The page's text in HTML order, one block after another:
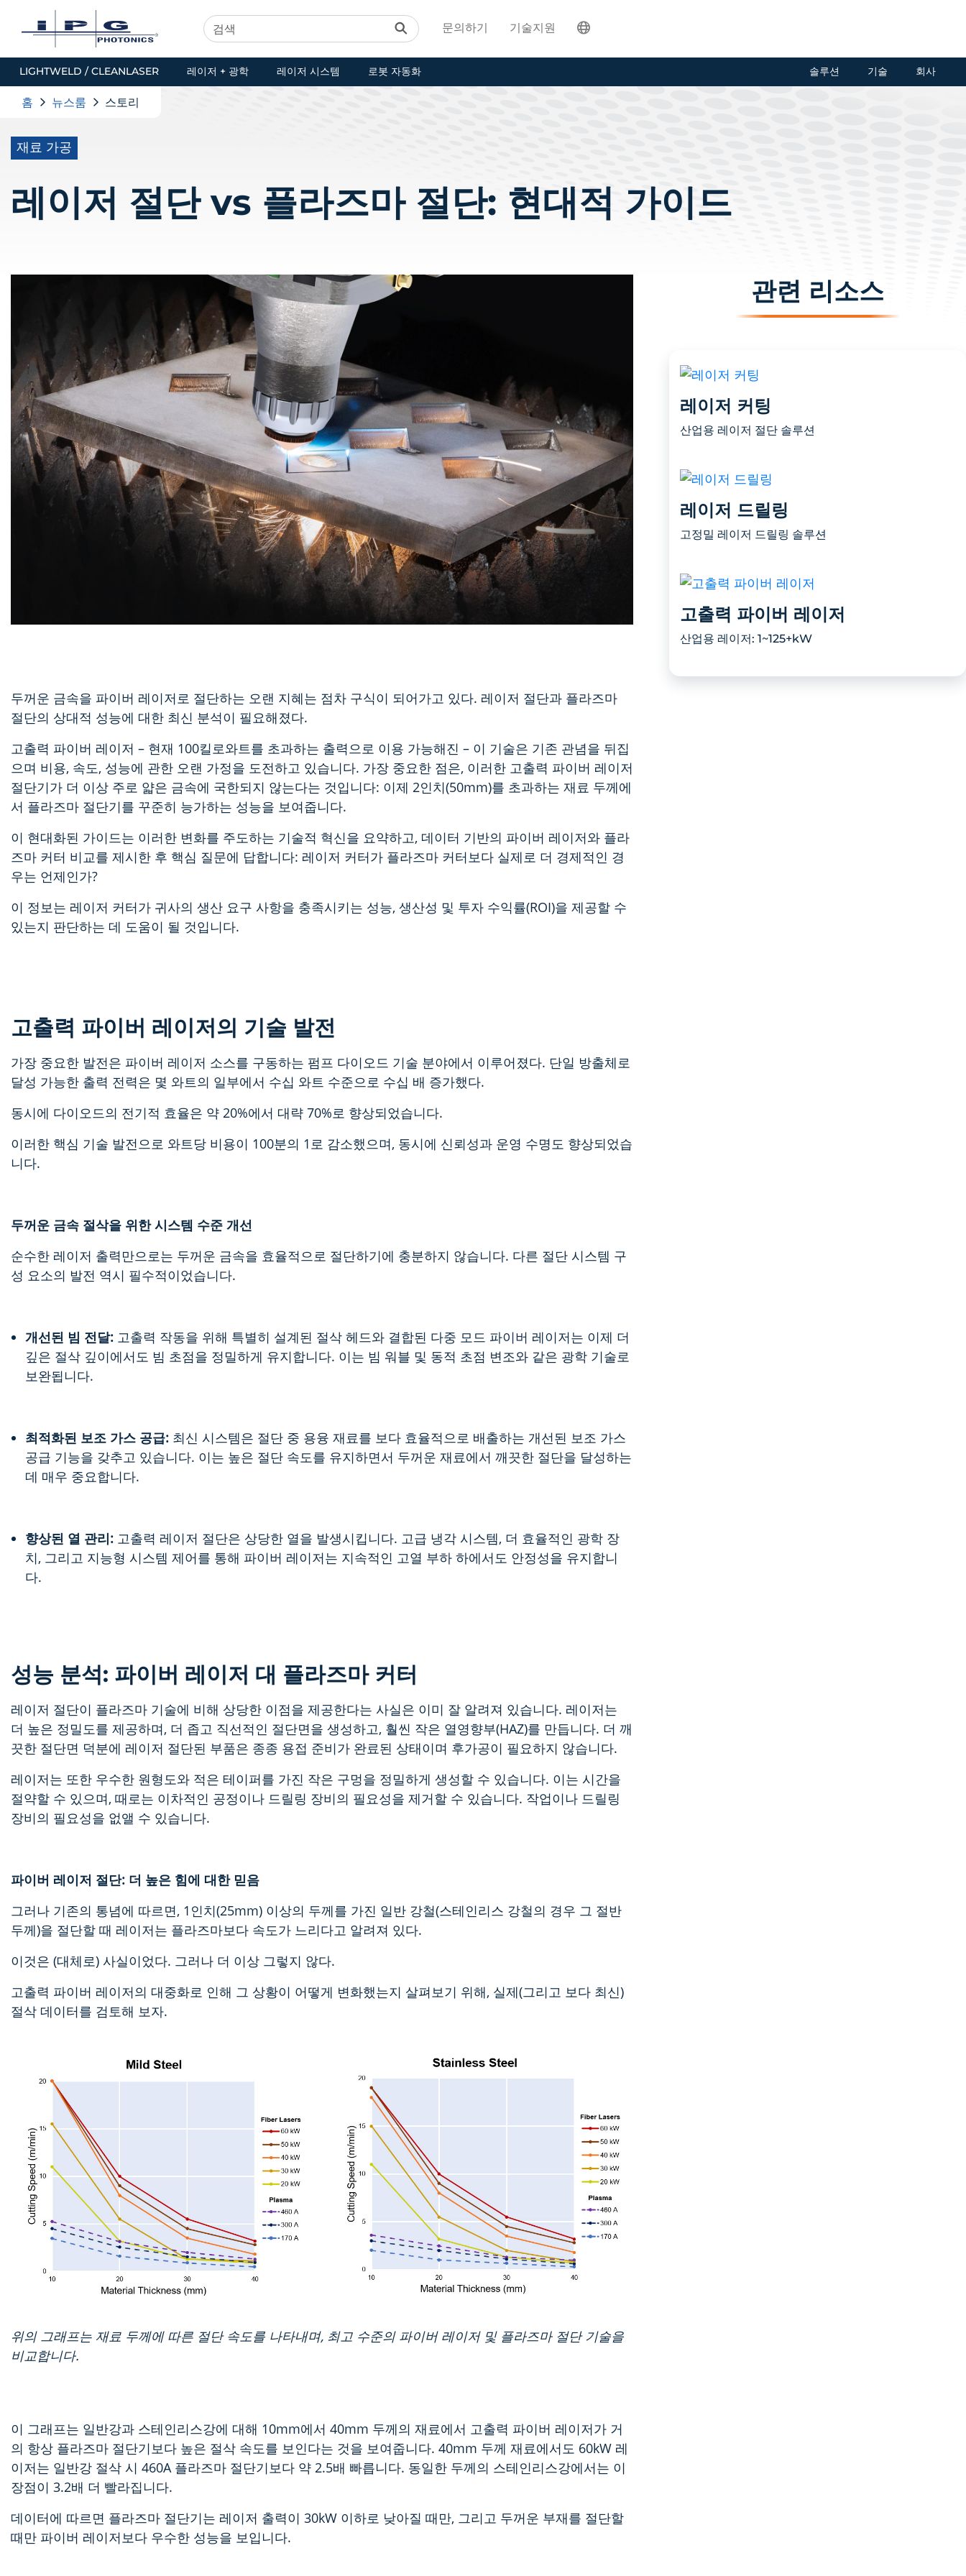
LIGHTWELD / CLEANLASER 레이저 + 광학 레이저 시스템 로봇 자동화 솔루션 기술 회사
문의하기 기술지원
홈 뉴스룸 스토리
재료 가공
레이저 절단 vs 플라즈마 절단: 현대적 가이드
두꺼운 금속을 파이버 레이저로 절단하는 오랜 지혜는 점차 구식이 되어가고 있다. 레이저 절단과 플라즈마
절단의 상대적 성능에 대한 최신 분석이 필요해졌다.
고출력 파이버 레이저 – 현재 100킬로와트를 초과하는 출력으로 이용 가능해진 – 이 기술은 기존 관념을 뒤집
으며 비용, 속도, 성능에 관한 오랜 가정을 도전하고 있습니다. 가장 중요한 점은, 이러한 고출력 파이버 레이저
절단기가 더 이상 주로 얇은 금속에 국한되지 않는다는 것입니다: 이제 2인치(50mm)를 초과하는 재료 두께에
서 플라즈마 절단기를 꾸준히 능가하는 성능을 보여줍니다.
이 현대화된 가이드는 이러한 변화를 주도하는 기술적 혁신을 요약하고, 데이터 기반의 파이버 레이저와 플라
즈마 커터 비교를 제시한 후 핵심 질문에 답합니다: 레이저 커터가 플라즈마 커터보다 실제로 더 경제적인 경
우는 언제인가?
이 정보는 레이저 커터가 귀사의 생산 요구 사항을 충족시키는 성능, 생산성 및 투자 수익률(ROI)을 제공할 수
있는지 판단하는 데 도움이 될 것입니다.
고출력 파이버 레이저의 기술 발전
가장 중요한 발전은 파이버 레이저 소스를 구동하는 펌프 다이오드 기술 분야에서 이루어졌다. 단일 방출체로
달성 가능한 출력 전력은 몇 와트의 일부에서 수십 와트 수준으로 수십 배 증가했다.
동시에 다이오드의 전기적 효율은 약 20%에서 대략 70%로 향상되었습니다.
이러한 핵심 기술 발전으로 와트당 비용이 100분의 1로 감소했으며, 동시에 신뢰성과 운영 수명도 향상되었습
니다.
두꺼운 금속 절삭을 위한 시스템 수준 개선
순수한 레이저 출력만으로는 두꺼운 금속을 효율적으로 절단하기에 충분하지 않습니다. 다른 절단 시스템 구
성 요소의 발전 역시 필수적이었습니다.
개선된 빔 전달: 고출력 작동을 위해 특별히 설계된 절삭 헤드와 결합된 다중 모드 파이버 레이저는 이제 더
깊은 절삭 깊이에서도 빔 초점을 정밀하게 유지합니다. 이는 빔 워블 및 동적 초점 변조와 같은 광학 기술로
보완됩니다.
최적화된 보조 가스 공급: 최신 시스템은 절단 중 용융 재료를 보다 효율적으로 배출하는 개선된 보조 가스
공급 기능을 갖추고 있습니다. 이는 높은 절단 속도를 유지하면서 두꺼운 재료에서 깨끗한 절단을 달성하는
데 매우 중요합니다.
향상된 열 관리: 고출력 레이저 절단은 상당한 열을 발생시킵니다. 고급 냉각 시스템, 더 효율적인 광학 장
치, 그리고 지능형 시스템 제어를 통해 파이버 레이저는 지속적인 고열 부하 하에서도 안정성을 유지합니
다.
성능 분석: 파이버 레이저 대 플라즈마 커터
레이저 절단이 플라즈마 기술에 비해 상당한 이점을 제공한다는 사실은 이미 잘 알려져 있습니다. 레이저는
더 높은 정밀도를 제공하며, 더 좁고 직선적인 절단면을 생성하고, 훨씬 작은 열영향부(HAZ)를 만듭니다. 더 깨
끗한 절단면 덕분에 레이저 절단된 부품은 종종 용접 준비가 완료된 상태이며 후가공이 필요하지 않습니다.
레이저는 또한 우수한 원형도와 적은 테이퍼를 가진 작은 구멍을 정밀하게 생성할 수 있습니다. 이는 시간을
절약할 수 있으며, 때로는 이차적인 공정이나 드릴링 장비의 필요성을 제거할 수 있습니다. 작업이나 드릴링
장비의 필요성을 없앨 수 있습니다.
파이버 레이저 절단: 더 높은 힘에 대한 믿음
그러나 기존의 통념에 따르면, 1인치(25mm) 이상의 두께를 가진 일반 강철(스테인리스 강철의 경우 그 절반
두께)을 절단할 때 레이저는 플라즈마보다 속도가 느리다고 알려져 있다.
이것은 (대체로) 사실이었다. 그러나 더 이상 그렇지 않다.
고출력 파이버 레이저의 대중화로 인해 그 상황이 어떻게 변화했는지 살펴보기 위해, 실제(그리고 보다 최신)
절삭 데이터를 검토해 보자.
위의 그래프는 재료 두께에 따른 절단 속도를 나타내며, 최고 수준의 파이버 레이저 및 플라즈마 절단 기술을
비교합니다.
이 그래프는 일반강과 스테인리스강에 대해 10mm에서 40mm 두께의 재료에서 고출력 파이버 레이저가 거
의 항상 플라즈마 절단기보다 높은 절삭 속도를 보인다는 것을 보여줍니다. 40mm 두께 재료에서도 60kW 레
이저는 일반강 절삭 시 460A 플라즈마 절단기보다 약 2.5배 빠릅니다. 동일한 두께의 스테인리스강에서는 이
장점이 3.2배 더 빨라집니다.
데이터에 따르면 플라즈마 절단기는 레이저 출력이 30kW 이하로 낮아질 때만, 그리고 두꺼운 부재를 절단할
때만 파이버 레이저보다 우수한 성능을 보입니다.
관련 리소스
레이저 커팅
산업용 레이저 절단 솔루션
레이저 드릴링
고정밀 레이저 드릴링 솔루션
고출력 파이버 레이저
산업용 레이저: 1~125+kW